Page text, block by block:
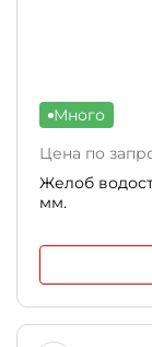
Много
Цена по
Желоб
мм.